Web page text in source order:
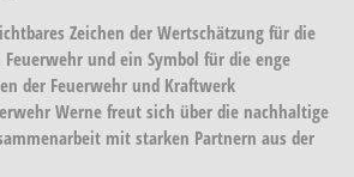
Zeichen der Wertschätzung für die
und ein Symbol für die enge
der Feuerwehr und Kraftwerk
Werne freut sich über die nachhaltige
mit starken Partnern aus der